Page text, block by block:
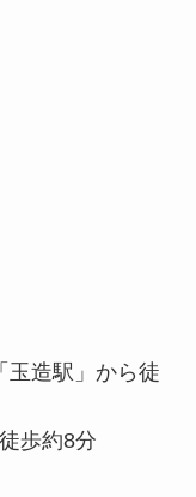
玉造駅」から徒
歩約8分